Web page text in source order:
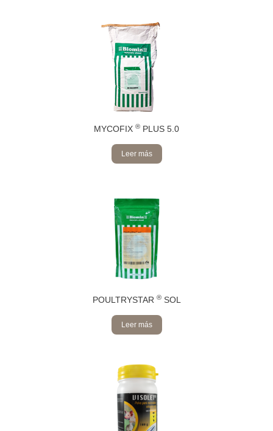
MYCOFIX ® PLUS 5.0
Leer más
POULTRYSTAR ®SOL
Leer más